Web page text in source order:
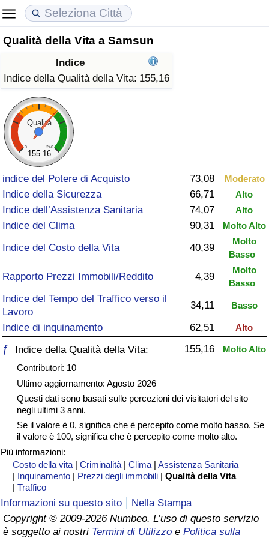
Qualità della Vita a Samsun
Indice
Indice della Qualità della Vita: 155,16
Qualità
0 240
155.16
indice del Potere di Acquisto 73,08 Moderato
Indice della Sicurezza 66,71 Alto
Indice dell’Assistenza Sanitaria 74,07 Alto
Indice del Clima 90,31 Molto Alto
Indice del Costo della Vita 40,39
Molto
Basso
Rapporto Prezzi Immobili/Reddito 4,39
Molto
Basso
Indice del Tempo del Traffico verso il
Lavoro
34,11 Basso
Indice di inquinamento 62,51 Alto
ƒ Indice della Qualità della Vita: 155,16
Molto Alto
Contributori: 10
Ultimo aggiornamento: Agosto 2026
Questi dati sono basati sulle percezioni dei visitatori del sito
negli ultimi 3 anni.
Se il valore è 0, significa che è percepito come molto basso. Se
il valore è 100, significa che è percepito come molto alto.
Più informazioni:
Costo della vita |Criminalità |Clima |Assistenza Sanitaria
| Inquinamento | Prezzi degli immobili |Qualità della Vita
|Traffico
Informazioni su questo sito
Nella Stampa
Copyright © 2009-2026 Numbeo. L’uso di questo servizio
è soggetto ai nostri Termini di Utilizzo e Politica sulla
Costo della vita
Indice Del Costo Della Vita (corrente)
Indice Del Costo Della Vita
Indice del Costo della Vita per Nazione
ad Aqaba
Prezzi degli immobili
Indice del Prezzo delle Case (Corrente)
Indice del Prezzo delle Case
Indice del Prezzo delle Case per Nazione
Qualità della Vita
Indice della Qualità della Vita
Indice della Qualità della Vita (Corrente)
Indice della qualità della vita per Paese
Criminalità
Indice del Tasso di Criminalità (Corrente)
Indice della Criminalità
Indice dell’Assistenza Sanitaria (Corrente)
Indice dell’Assistenza Sanitaria
Indice dell’Assistenza Sanitaria per
Nazione
Inquinamento
Indice dell’Inquinamento (Corrente)
Indice di inquinamento
Indice dell’Inquinamento per Nazione